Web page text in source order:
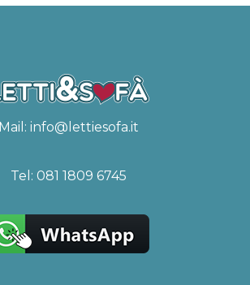
Mail: info@lettiesofa.it
Tel: 081 1809 6745